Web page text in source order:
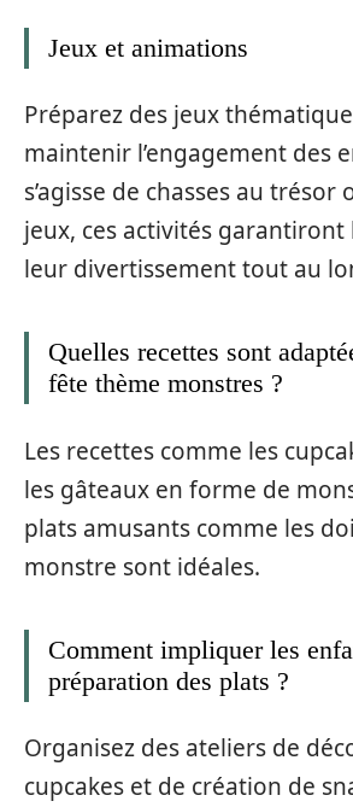
Jeux et animations
Préparez des jeux
maintenir l’engagement des
s’agisse de chasses au trésor
jeux, ces activités
leur divertissement tout au
Quelles recettes sont
fête thème monstres ?
Les recettes comme les
les gâteaux en forme de
plats amusants comme les
monstre sont idéales.
Comment impliquer les
préparation des plats ?
Organisez des ateliers de
cupcakes et de création de